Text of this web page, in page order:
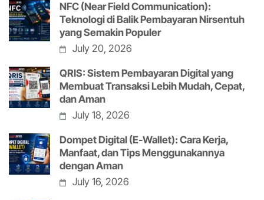
NFC (Near Field Communication):
Teknologi di Balik Pembayaran Nirsentuh
yang Semakin Populer
July 20, 2026
QRIS: Sistem Pembayaran Digital yang
Membuat Transaksi Lebih Mudah, Cepat,
dan Aman
July 18, 2026
Dompet Digital (E-Wallet): Cara Kerja,
Manfaat, dan Tips Menggunakannya
dengan Aman
July 16, 2026